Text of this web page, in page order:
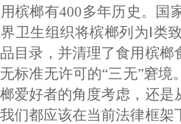
槟榔有400多年历史。国
卫生组织将槟榔列为Ⅰ类
目录，并清理了食用槟
标准无许可的“三无”窘
爱好者的角度考虑，还
们都应该在当前法律框